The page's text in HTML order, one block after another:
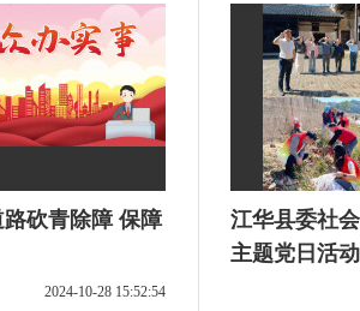
砍青除障 保障
2024-10-28 15:52:54
江华县委社
主题党日活动